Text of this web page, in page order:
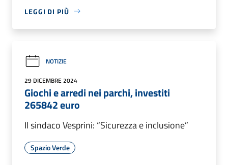
LEGGI DI PIÙ
NOTIZIE
29 DICEMBRE 2024
Giochi e arredi nei parchi, investiti
265842 euro
Il sindaco Vesprini: “Sicurezza e inclusione”
Spazio Verde